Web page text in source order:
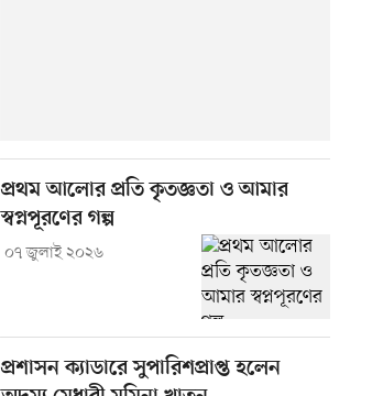
প্রথম আলোর প্রতি কৃতজ্ঞতা ও আমার
স্বপ্নপূরণের গল্প
০৭ জুলাই ২০২৬
প্রশাসন ক্যাডারে সুপারিশপ্রাপ্ত হলেন